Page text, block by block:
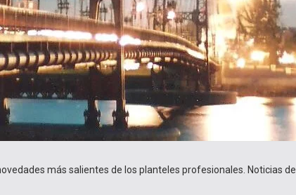
más salientes de los planteles profesionales. Noticias